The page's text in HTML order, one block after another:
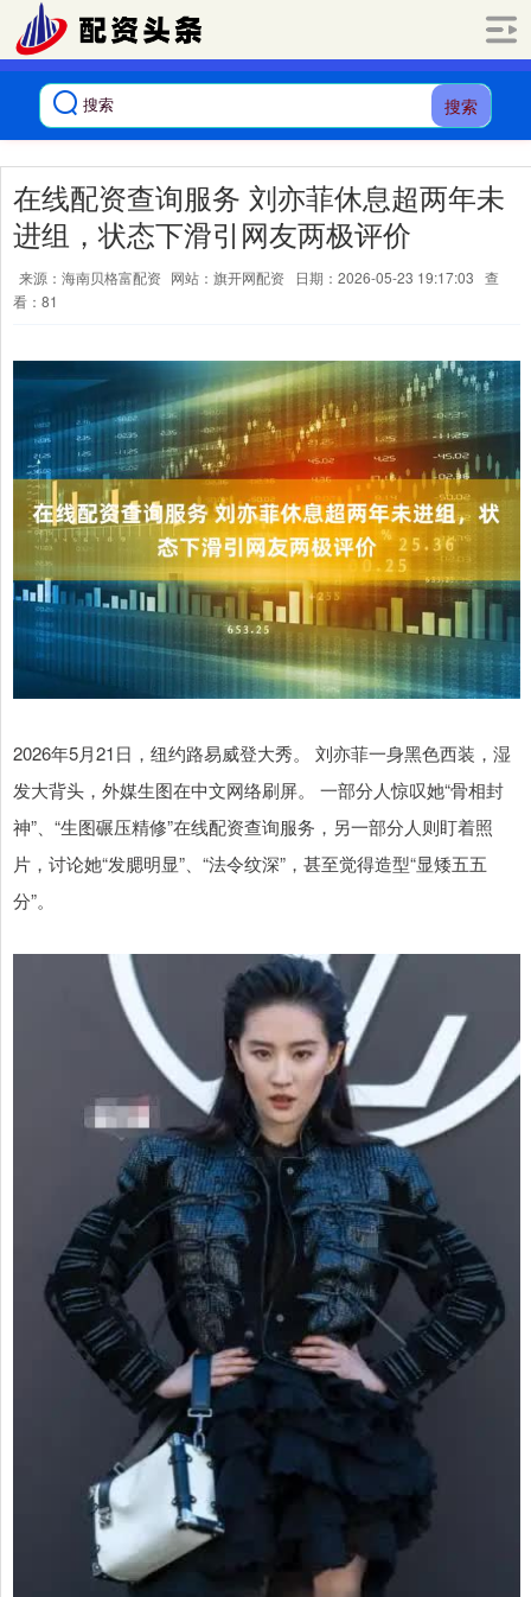
搜索
在线配资查询服务 刘亦菲休息超两年未
进组，状态下滑引网友两极评价
来源：海南贝格富配资 网站：旗开网配资 日期：2026-05-23 19:17:03 查
看：81
2026年5月21日，纽约路易威登大秀。 刘亦菲一身黑色西装，湿
发大背头，外媒生图在中文网络刷屏。 一部分人惊叹她“骨相封
神”、“生图碾压精修”在线配资查询服务，另一部分人则盯着照
片，讨论她“发腮明显”、“法令纹深”，甚至觉得造型“显矮五五
分”。